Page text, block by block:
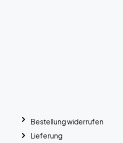
Bestellung widerrufen
Lieferung